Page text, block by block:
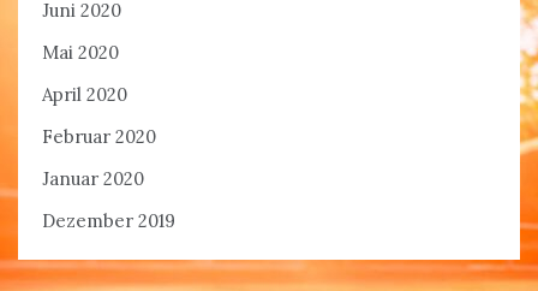
Juni 2020
Mai 2020
April 2020
Februar 2020
Januar 2020
Dezember 2019